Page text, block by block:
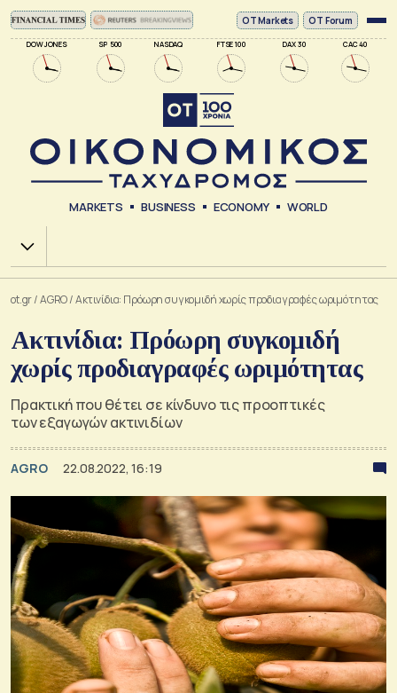
DOW JONES SP 500 NASDAQ FTSE 100 DAX 30 CAC 40
ΟΤ Markets OT Forum
MARKETS BUSINESS ECONOMY WORLD
Χ.Α.
ot.gr/AGRO/Ακτινίδια: Πρόωρη συγκομιδή χωρίς προδιαγραφές ωριμότητας
Ακτινίδια: Πρόωρη συγκομιδή
χωρίς προδιαγραφές ωριμότητας
Πρακτική που θέτει σε κίνδυνο τις προοπτικές
των εξαγωγών ακτινιδίων
AGRO 22.08.2022, 16:19